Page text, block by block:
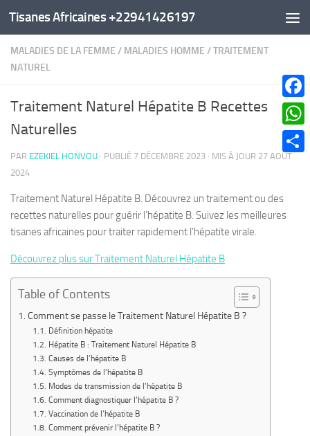
Au dessous du contenu
Tisanes Africaines +22941426197
MALADIES DE LA FEMME / MALADIES HOMME /TRAITEMENT
NATUREL
Traitement Naturel Hépatite B Recettes
Naturelles
PAR EZEKIEL HONVOU · PUBLIÉ 7 DÉCEMBRE 2023 · MIS À JOUR 27 AOÛT
2024
Traitement Naturel Hépatite B. Découvrez un traitement ou des
recettes naturelles pour guérir l’hépatite B. Suivez les meilleures
tisanes africaines pour traiter rapidement l’hépatite virale.
Découvrez plus sur Traitement Naturel Hépatite B
Table of Contents
Comment se passe le Traitement Naturel Hépatite B ?
Définition hépatite
Hépatite B : Traitement Naturel Hépatite B
Causes de l’hépatite B
Symptômes de l’hépatite B
Modes de transmission de l’hépatite B
Comment diagnostiquer l’hépatite B ?
Vaccination de l’hépatite B
Comment prévenir l’hépatite B ?